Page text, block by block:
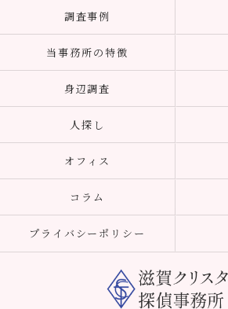
調査事例
当事務所の特徴
身辺調査
人探し
オフィス
コラム
プライバシーポリシー